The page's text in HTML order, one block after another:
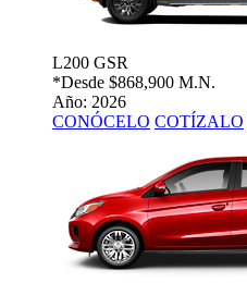
L200 GSR
*Desde $868,900 M.N.
Año: 2026
CONÓCELO COTÍZALO